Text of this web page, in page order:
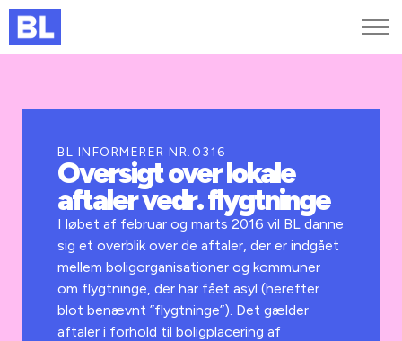
Kurser og arrangementer
Jobportalen
BL INFORMERER NR.0316
Oversigt over lokale
aftaler vedr. flygtninge
I løbet af februar og marts 2016 vil BL danne
sig et overblik over de aftaler, der er indgået
mellem boligorganisationer og kommuner
om flygtninge, der har fået asyl (herefter
blot benævnt ”flygtninge”). Det gælder
aftaler i forhold til boligplacering af